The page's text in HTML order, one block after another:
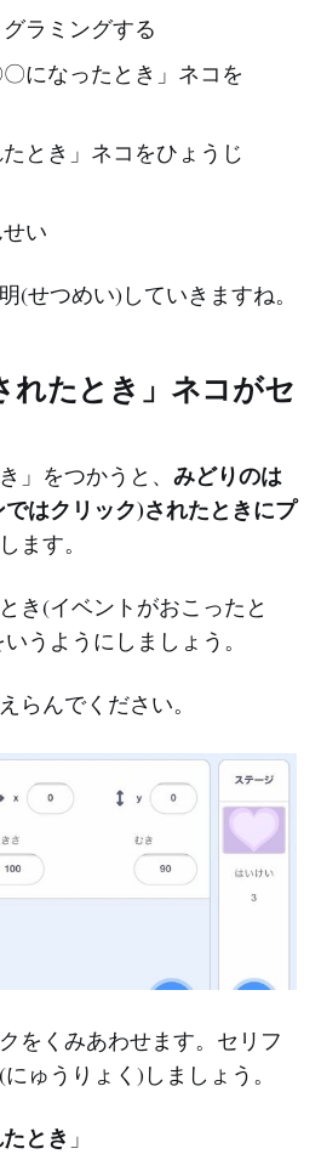
ラミングする
〇になったとき」ネコを
たとき」ネコをひょうじ
い
(せつめい)していきますね。
れたとき」ネコがセ
」をつかうと、 みどりのは
はクリック)されたときにプ
します。
き(イベントがおこったと
うようにしましょう。
らんでください。
をくみあわせます。セリフ
ゅうりょく)しましょう。
とき 」